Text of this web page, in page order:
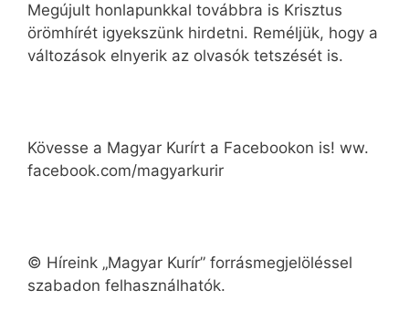
Megújult honlapunkkal továbbra is Krisztus
örömhírét igyekszünk hirdetni. Reméljük, hogy a
változások elnyerik az olvasók tetszését is.
Kövesse a Magyar Kurírt a Facebookon is! ww.
facebook.com/magyarkurir
© Híreink „Magyar Kurír” forrásmegjelöléssel
szabadon felhasználhatók.